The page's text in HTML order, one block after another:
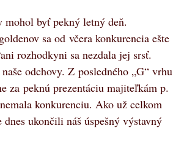
mohol byť pekný letný deň.
sa od včera konkurencia ešte
rozhodkyni sa nezdala jej srsť.
odchovy. Z posledného „G“ vrhu
za peknú prezentáciu majiteľkám p.
konkurenciu. Ako už celkom
ukončili náš úspešný výstavný